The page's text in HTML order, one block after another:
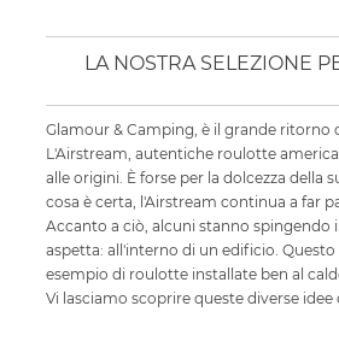
LA NOSTRA SELEZIONE
Glamour & Camping, è il grande ritorno
L'Airstream, autentiche roulotte
alle origini. È forse per la dolcezza della
cosa è certa, l'Airstream continua a far
Accanto a ciò, alcuni stanno
aspetta: all'interno di un edificio.
esempio di roulotte installate ben al
Vi lasciamo scoprire queste diverse